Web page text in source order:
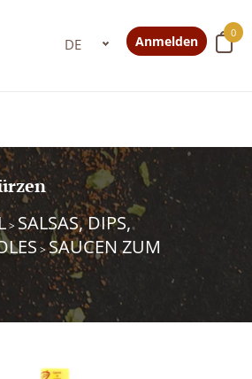
0
Anmelden
> SALSAS, DIPS,
>SAUCEN ZUM